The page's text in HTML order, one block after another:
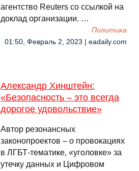
агентство Reuters со ссылкой на
доклад организации. …
Политика
01:50, Февраль 2, 2023 | eadaily.com
Александр Хинштейн:
«Безопасность – это всегда
дорогое удовольствие»
Автор резонансных
законопроектов – о провокациях
в ЛГБТ-тематике, «уголовке» за
утечку данных и Цифровом